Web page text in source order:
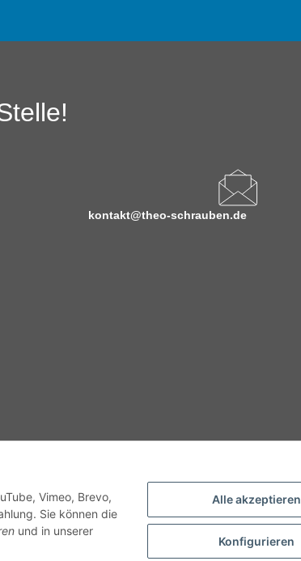
Alle akzeptieren
Konfigurieren
Vimeo, Brevo,
Sie können die
und in unserer
kontakt@theo-schrauben.de
und vom Produkt abweichen.